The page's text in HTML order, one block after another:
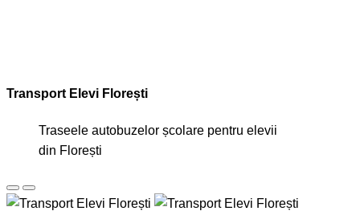
Transport Elevi Florești
Traseele autobuzelor școlare pentru elevii
din Florești